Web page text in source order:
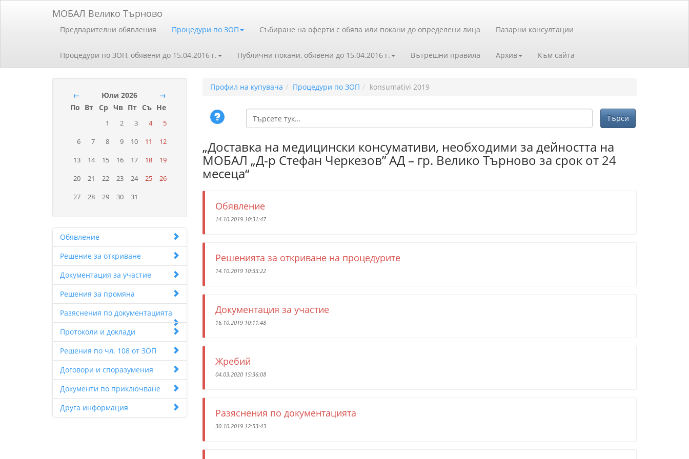
МОБАЛ Велико Търново
Предварителни обявления Процедури по ЗОП Събиране на оферти с обява или покани до определени лица Пазарни консултации
Процедури по ЗОП, обявени до 15.04.2016 г. Публични покани, обявени до 15.04.2016 г. Вътрешни правила Архив Към сайта
← Юли 2026
→
По Вт Ср Чв Пт Съ Не
1 2 3 4
5
6
7 8 9 10 11
12
13
14 15 16 17 18
19
20
21 22 23 24 25
26
27
28 29 30 31
Обявление
Решение за откриване
Документация за участие
Решения за промяна
Разяснения по документацията
Протоколи и доклади
Решения по чл. 108 от ЗОП
Договори и споразумения
Документи по приключване
Друга информация
Профил на купувача Процедури по ЗОП konsumativi 2019
„Доставка на медицински консумативи, необходими за дейността на
МОБАЛ „Д-р Стефан Черкезов” АД – гр. Велико Търново за срок от 24
месеца“
Обявление
14.10.2019 10:31:47
Решенията за откриване на процедурите
14.10.2019 10:33:22
Документация за участие
16.10.2019 10:11:48
Жребий
04.03.2020 15:36:08
Разяснения по документацията
30.10.2019 12:53:43